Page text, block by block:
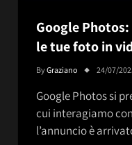
Google
le tue foto in
ByGraziano 24/07/
Google Photos si
cui interagiamo
l’annuncio è